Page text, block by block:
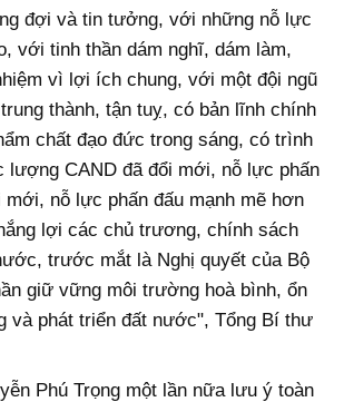
đợi và tin tưởng, với những nỗ lực
với tinh thần dám nghĩ, dám làm,
vì lợi ích chung, với một đội ngũ
thành, tận tuỵ, có bản lĩnh chính
chất đạo đức trong sáng, có trình
lượng CAND đã đổi mới, nỗ lực phấn
mới, nỗ lực phấn đấu mạnh mẽ hơn
lợi các chủ trương, chính sách
trước mắt là Nghị quyết của Bộ
giữ vững môi trường hoà bình, ổn
và phát triển đất nước", Tổng Bí thư
Phú Trọng một lần nữa lưu ý toàn